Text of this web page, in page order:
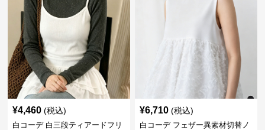
¥4,460 (税込)
白コーデ 白三段ティアードフリ
¥6,710 (税込)
白コーデ フェザー異素材切替ノ